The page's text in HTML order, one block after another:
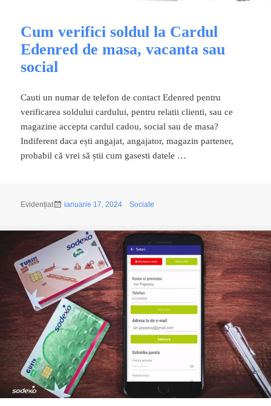
Cum verifici soldul la Cardul
Edenred de masa, vacanta sau
social
Cauti un numar de telefon de contact Edenred pentru
verificarea soldului cardului, pentru relatii clienti, sau ce
magazine accepta cardul cadou, social sau de masa?
Indiferent daca ești angajat, angajator, magazin partener,
probabil că vrei să știi cum gasesti datele …
Evidențiat Publicat
ianuarie 17, 2024 Categorii
Sociale